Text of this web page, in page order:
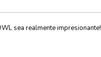
sea realmente impresionante!